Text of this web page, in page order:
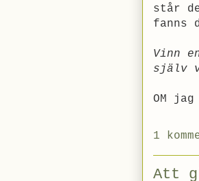
står
fanns
Vinn
själv
OM
1
Att